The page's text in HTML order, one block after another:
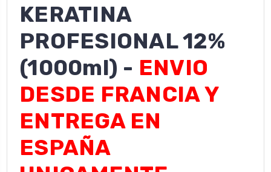
KERATINA
PROFESIONAL 12%
(1000ml) - ENVIO
DESDE FRANCIA Y
ENTREGA EN
ESPAÑA